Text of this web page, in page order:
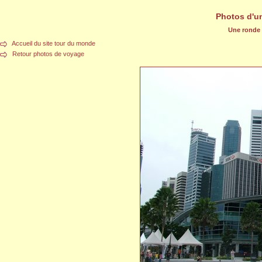
Photos
Une
Accueil du site tour du monde
Retour photos de voyage